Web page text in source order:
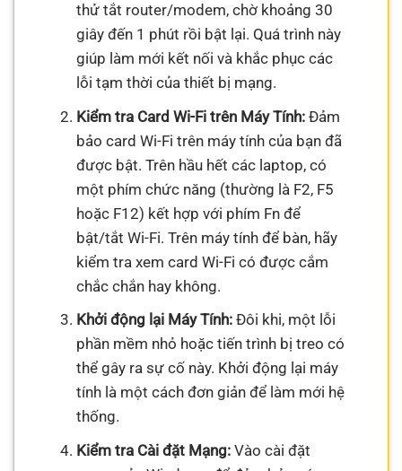
thử tắt router/modem, chờ khoảng 30
giây đến 1 phút rồi bật lại. Quá trình này
giúp làm mới kết nối và khắc phục các
lỗi tạm thời của thiết bị mạng.
Kiểm tra Card Wi-Fi trên Máy Tính:Đảm
bảo card Wi-Fi trên máy tính của bạn đã
được bật. Trên hầu hết các laptop, có
một phím chức năng (thường là F2, F5
hoặc F12) kết hợp với phím Fn để
bật/tắt Wi-Fi. Trên máy tính để bàn, hãy
kiểm tra xem card Wi-Fi có được cắm
chắc chắn hay không.
Khởi động lại Máy Tính:Đôi khi, một lỗi
phần mềm nhỏ hoặc tiến trình bị treo có
thể gây ra sự cố này. Khởi động lại máy
tính là một cách đơn giản để làm mới hệ
thống.
Kiểm tra Cài đặt Mạng:Vào cài đặt